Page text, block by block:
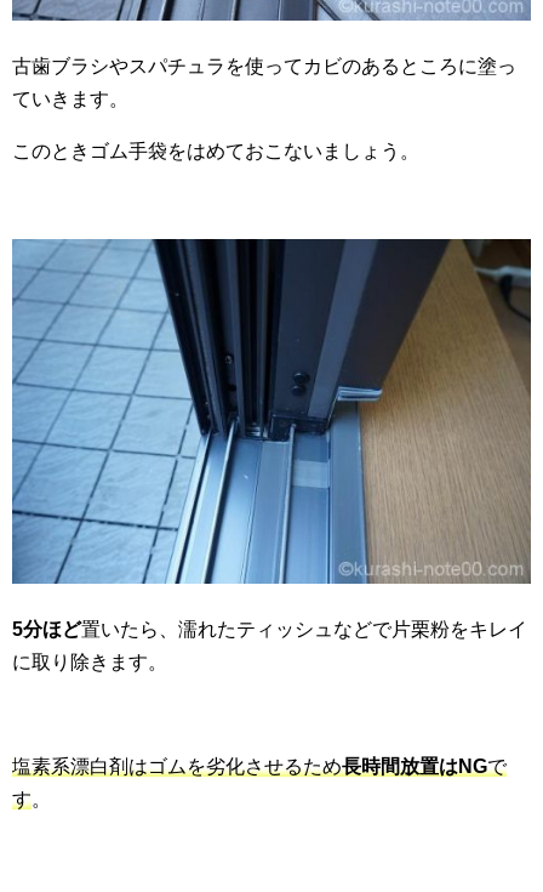
古歯ブラシやスパチュラを使ってカビのあるところに塗っ
ていきます。
このときゴム手袋をはめておこないましょう。
5分ほど置いたら、濡れたティッシュなどで片栗粉をキレイ
に取り除きます。
塩素系漂白剤はゴムを劣化させるため長時間放置はNGで
す。